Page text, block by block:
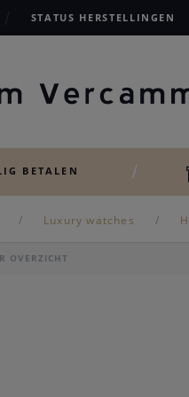
STATUS HERSTELLINGEN
BETALEN
Luxury watches
OVERZICHT